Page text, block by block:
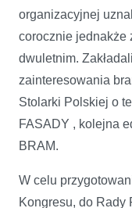
organizacyjnej
corocznie jednakże
dwuletnim.
zainteresowania
Stolarki Polskiej o
FASADY , kolejna
BRAM.
W celu
Kongresu, do Rady